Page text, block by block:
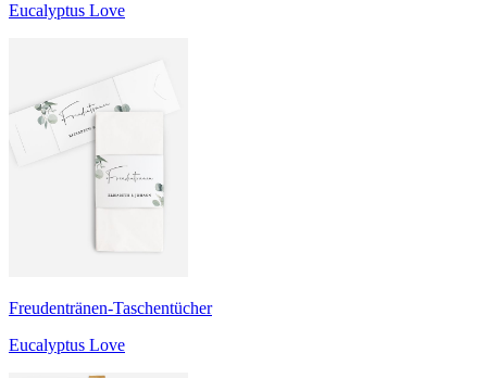
Eucalyptus Love
Freudentränen-Taschentücher
Eucalyptus Love